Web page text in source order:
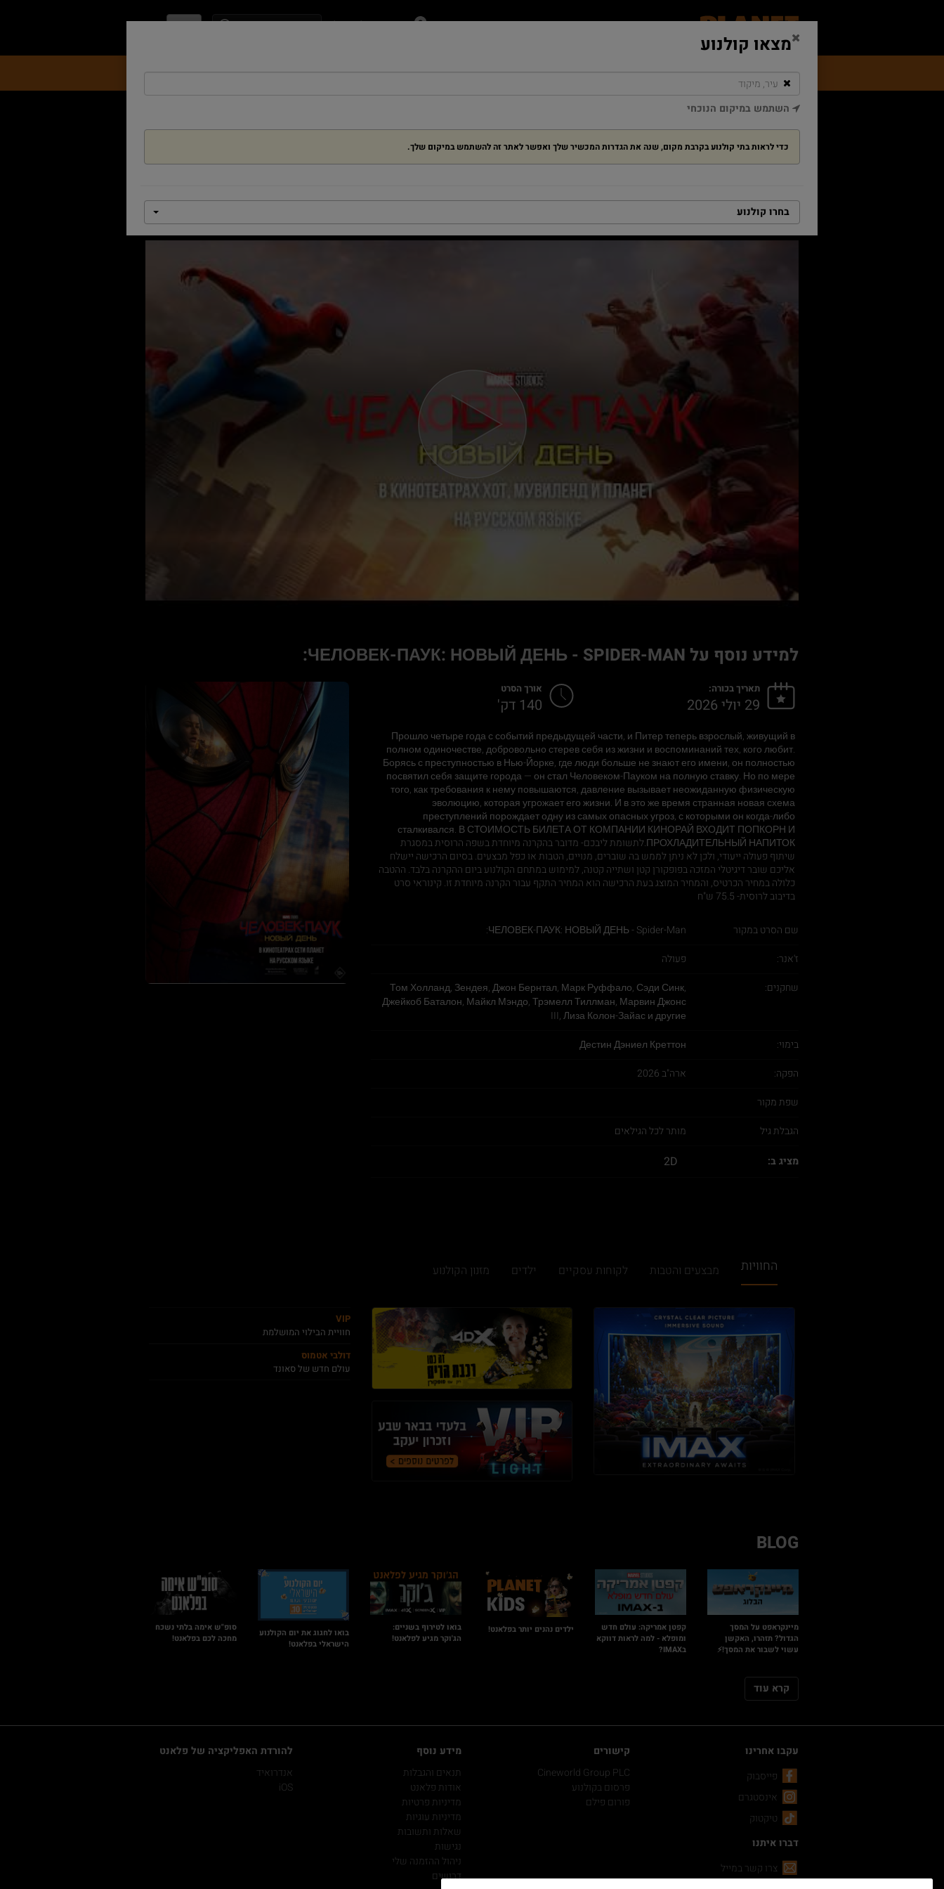
בחירת הקולנוע שלי IL
מה בקולנוע מבצעים ופעילויות מזנון ילדים בלוג מנויים ומתנות אירועים דרושים
דף הביתЧЕЛОВЕК-ПАУК: НОВЫЙ ДЕНЬ - Spider-Man:
ЧЕЛОВЕК-ПАУК: НОВЫЙ ДЕНЬ - SPIDER-MAN:
להזמנת כרטיסים
למידע נוסף על ЧЕЛОВЕК-ПАУК: НОВЫЙ ДЕНЬ - SPIDER-MAN:
תאריך בכורה:
29 יולי 2026
אורך הסרט
140 דק'
Прошло четыре года с событий предыдущей части, и Питер теперь взрослый, живущий в
полном одиночестве, добровольно стерев себя из жизни и воспоминаний тех, кого любит.
Борясь с преступностью в Нью-Йорке, где люди больше не знают его имени, он полностью
посвятил себя защите города — он стал Человеком-Пауком на полную ставку. Но по мере
того, как требования к нему повышаются, давление вызывает неожиданную физическую
эволюцию, которая угрожает его жизни. И в это же время странная новая схема
преступлений порождает одну из самых опасных угроз, с которыми он когда-либо
сталкивался. В СТОИМОСТЬ БИЛЕТА ОТ КОМПАНИИ КИНОРАЙ ВХОДИТ ПОПКОРН И
ПРОХЛАДИТЕЛЬНЫЙ НАПИТОК.לתשומת ליבכם- מדובר בהקרנה מיוחדת בשפה הרוסית במסגרת
שיתוף פעולה ייעודי, ולכן לא ניתן לממש בה שוברים, מנויים, הטבות או כפל מבצעים. בסיום הרכישה יישלח
אליכם שובר דיגיטלי המזכה בפופקורן קטן ושתייה קטנה, למימוש במתחם הקולנוע ביום ההקרנה בלבד. ההטבה
כלולה במחיר הכרטיס, והמחיר המוצג בעת הרכישה הוא המחיר התקף עבור הקרנה מיוחדת זו. קינוראי סרט
בדיבוב לרוסית- 75.5 ש"ח
שם הסרט במקור
ЧЕЛОВЕК-ПАУК: НОВЫЙ ДЕНЬ - Spider-Man:
ז'אנר:
פעולה
שחקנים:
Том Холланд, Зендея, Джон Бернтал, Марк Руффало, Сэди Синк,
Джейкоб Баталон, Майкл Мэндо, Трэмелл Тиллман, Марвин Джонс
III, Лиза Колон-Зайас и другие
בימוי:
Дестин Дэниел Креттон
הפקה:
ארה"ב 2026
שפת מקור
הגבלת גיל
מותר לכל הגילאים
מציג ב: 2D
החוויות מבצעים והטבות לקוחות עסקיים ילדים מזנון הקולנוע
VIP
חוויית הבילוי המושלמת
דולבי אטמוס
עולם חדש של סאונד
BLOG
מיינקראפט על המסך
הגדול? תזהרו, האקשן
עשוי לשבור את המסך!⚡
קפטן אמריקה: עולם חדש
ומופלא - למה לראות דווקא
בIMAX?
ילדים נהנים יותר בפלאנט!
בואו לטירוף בשניים:
הג'וקר מגיע לפלאנט!
בואו לחגוג את יום הקולנוע
הישראלי בפלאנט!
סופ"ש אימה בלתי נשכח
מחכה לכם בפלאנט!
קרא עוד
עקבו אחרינו
פייסבוק
אינסטגרם
טיקטוק
דברו איתנו
צרו קשר במייל
קישורים
Cineworld Group PLC
פרסום בקולנוע
פורום פילם
מידע נוסף
תנאים והגבלות
אודות פלאנט
מדיניות פרטיות
מדיניות עוגיות
שאלות ותשובות
נגישות
ניהול ההזמנה שלי
דרושים
להורדת האפליקציה של פלאנט
אנדרואיד
iOS
מצאו קולנוע
השתמש במיקום הנוכחי
כדי לראות בתי קולנוע בקרבת מקום, שנה את הגדרות המכשיר שלך ואפשר לאתר זה להשתמש במיקום שלך.
בחרו קולנוע